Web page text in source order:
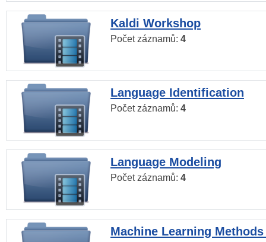
Kaldi Workshop
Počet záznamů: 4
Language Identification
Počet záznamů: 4
Language Modeling
Počet záznamů: 4
Machine Learning